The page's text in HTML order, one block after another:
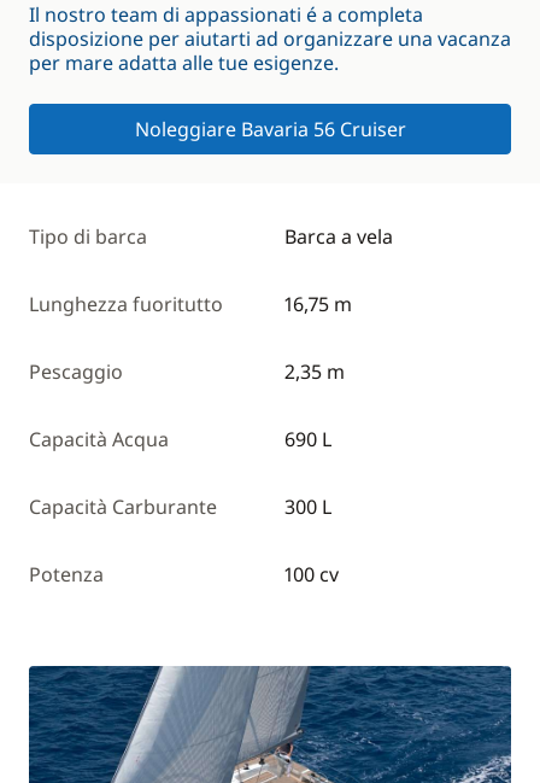
Il nostro team di appassionati é a completa
disposizione per aiutarti ad organizzare una vacanza
per mare adatta alle tue esigenze.
Noleggiare Bavaria 56 Cruiser
Tipo di barca Barca a vela
Lunghezza fuoritutto 16,75 m
Pescaggio 2,35 m
Capacità Acqua 690 L
Capacità Carburante 300 L
Potenza 100 cv